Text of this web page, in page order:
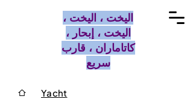
اليخت ، اليخت ،
اليخت ، إبحار ،
كاتاماران ، قارب
سريع
Yacht